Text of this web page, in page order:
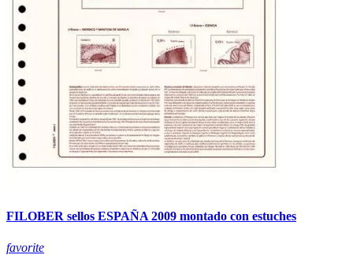
FILOBER sellos ESPAÑA 2009 montado con estuches
favorite